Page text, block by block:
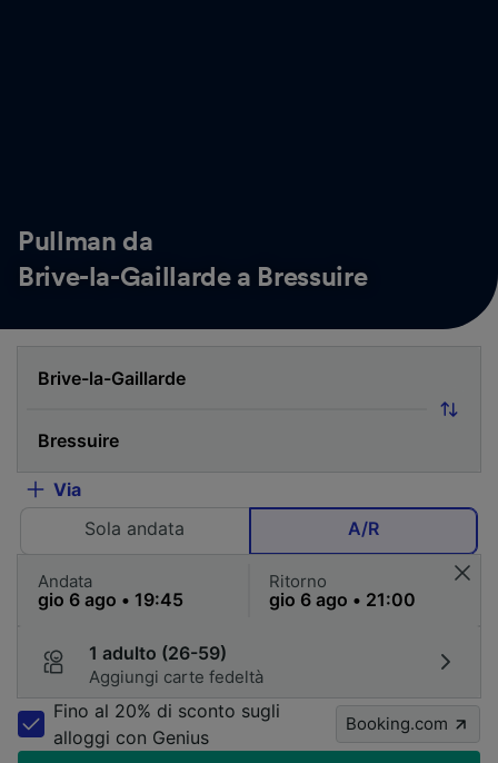
Pullman da
Brive-la-Gaillarde a Bressuire
Via
Sola andata
A/R
Andata Ritorno
1 adulto (26-59)
Aggiungi carte fedeltà
Fino al 20% di sconto sugli
alloggi con Genius
Booking.com